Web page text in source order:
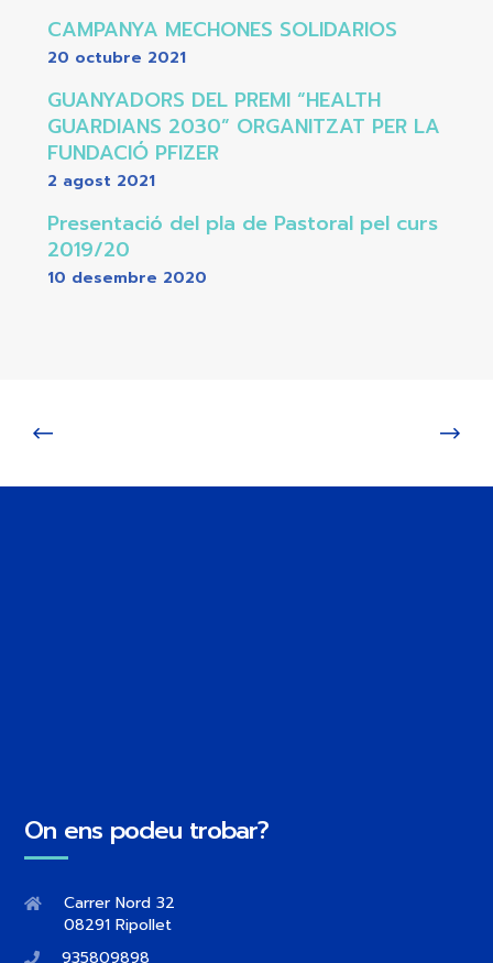
CAMPANYA MECHONES SOLIDARIOS
20 octubre 2021
GUANYADORS DEL PREMI “HEALTH
GUARDIANS 2030” ORGANITZAT PER LA
FUNDACIÓ PFIZER
2 agost 2021
Presentació del pla de Pastoral pel curs
2019/20
10 desembre 2020
On ens podeu trobar?
Carrer Nord 32
08291 Ripollet
935809898